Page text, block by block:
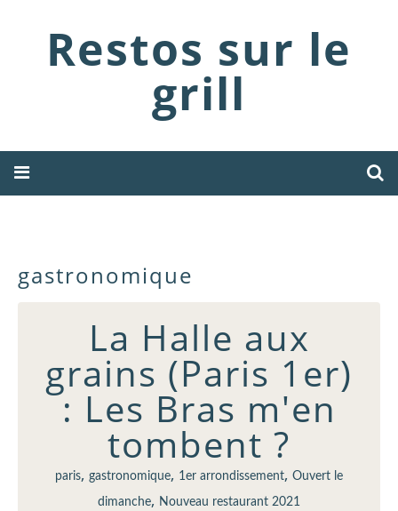
Restos sur le
grill
gastronomique
La Halle aux
grains (Paris 1er)
: Les Bras m'en
tombent ?
paris, gastronomique, 1er arrondissement, Ouvert le
dimanche, Nouveau restaurant 2021